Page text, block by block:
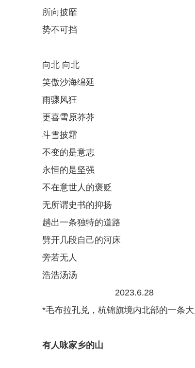
所向披靡
势不可挡
向北 向北
笑傲沙海绵延
雨骤风狂
更喜雪原莽莽
斗雪披霜
不变的是意志
永恒的是坚强
不在意世人的褒贬
无所谓史书的抑扬
趟出一条独特的道路
劈开几段自己的河床
旁若无人
浩浩汤汤
2023.6.28
*毛布拉孔兑，杭锦旗境内北部的一条
有人咏家乡的山